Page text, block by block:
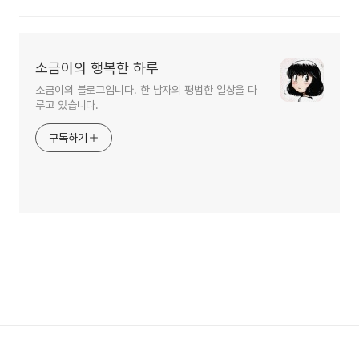
소금이의 행복한 하루
소금이의 블로그입니다. 한 남자의 평범한 일상을 다
루고 있습니다.
구독하기